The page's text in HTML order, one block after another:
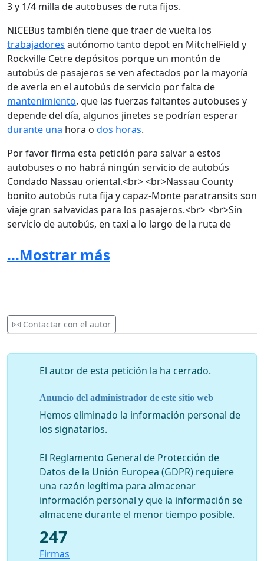
3 y 1/4 milla de autobuses de ruta fijos.
NICEBus también tiene que traer de vuelta los
trabajadores autónomo tanto depot en MitchelField y
Rockville Cetre depósitos porque un montón de
autobús de pasajeros se ven afectados por la mayoría
de avería en el autobús de servicio por falta de
mantenimiento, que las fuerzas faltantes autobuses y
depende del día, algunos jinetes se podrían esperar
durante una hora o dos horas.
Por favor firma esta petición para salvar a estos
autobuses o no habrá ningún servicio de autobús
Condado Nassau oriental.<br> <br>Nassau County
bonito autobús ruta fija y capaz-Monte paratransits son
viaje gran salvavidas para los pasajeros.<br> <br>Sin
servicio de autobús, en taxi a lo largo de la ruta de
$50.<br>Gracias por su cooperación.
autobuses. Condado de Nassau BONITO Bus fijo de
ruta y Able-Ride paratransits son los principales
supervivenciaconmutar para pasajeros. Sin servicio de
autobús, taxi por la n50 y el n80/81 ruta de autobús
podría ser de $40 a $50. Gracias por tu colaboración.
P. S. Desactivar las comunidades
se verán afectadas por
servicio, por lo que serán muchas las empresas, porque
hay un montón de trabajadores y empleados que viajan
en bus y tren.
Por favor, póngase en contacto con el los funcionarios
electos o asistir a Condado de Nassau Legislatura
reunión depresupuestopara aumentar la financiación
de servicio de autobús.
Todos estos buses sirve las escuelas,
...Mostrar más
Contactar con el autor
El autor de esta petición la ha cerrado.
Anuncio del administrador de este sitio web
Hemos eliminado la información personal de
los signatarios.
El Reglamento General de Protección de
Datos de la Unión Europea (GDPR) requiere
una razón legítima para almacenar
información personal y que la información se
almacene durante el menor tiempo posible.
247
Firmas